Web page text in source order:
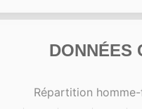
DONNÉES
Répartition